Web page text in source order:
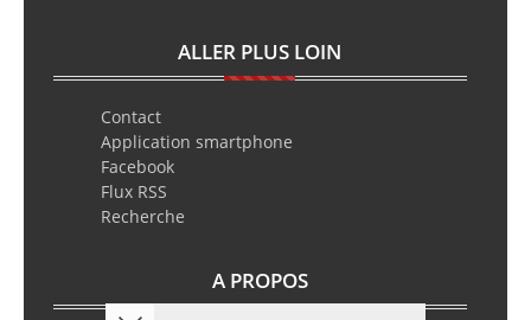
ALLER PLUS LOIN
Contact
Application smartphone
Facebook
Flux RSS
Recherche
A PROPOS